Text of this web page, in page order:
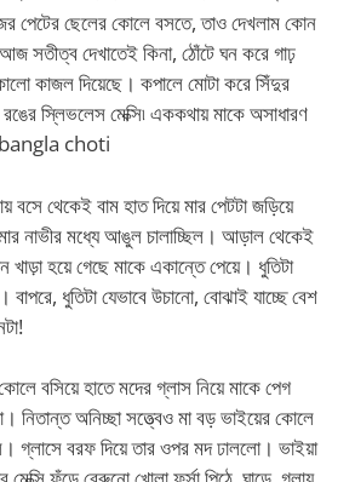
পেটের ছেলের কোলে বসতে, তাও দেখলাম কোন
সতীত্ব দেখাতেই কিনা, ঠোঁটে ঘন করে গাঢ়
কাজল দিয়েছে। কপালে মোটা করে সিঁদুর
স্লিভলেস মেক্সি৷ এককথায় মাকে অসাধারণ
bangla choti
বসে থেকেই বাম হাত দিয়ে মার পেটটা জড়িয়ে
মার নাভীর মধ্যে আঙুল চালাচ্ছিল। আড়াল থেকেই
হয়ে গেছে মাকে একান্তে পেয়ে। ধুতিটা
ধুতিটা যেভাবে উচানো, বোঝাই যাচ্ছে বেশ
বসিয়ে হাতে মদের গ্লাস নিয়ে মাকে পেগ
নিতান্ত অনিচ্ছা সত্ত্বেও মা বড় ভাইয়ের কোলে
গ্লাসে বরফ দিয়ে তার ওপর মদ ঢাললো। ভাইয়া